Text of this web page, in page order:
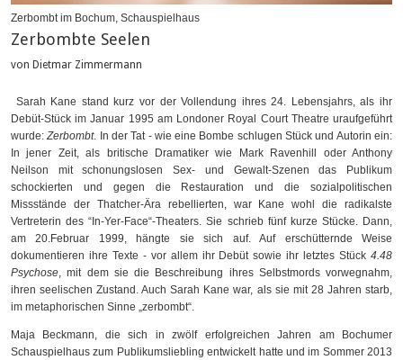
Zerbombt im Bochum, Schauspielhaus
Zerbombte Seelen
von Dietmar Zimmermann
Sarah Kane stand kurz vor der Vollendung ihres 24. Lebensjahrs, als ihr
Debüt-Stück im Januar 1995 am Londoner Royal Court Theatre uraufgeführt
wurde:Zerbombt. In der Tat - wie eine Bombe schlugen Stück und Autorin ein:
In jener Zeit, als britische Dramatiker wie Mark Ravenhill oder Anthony
Neilson mit schonungslosen Sex- und Gewalt-Szenen das Publikum
schockierten und gegen die Restauration und die sozialpolitischen
Missstände der Thatcher-Ära rebellierten, war Kane wohl die radikalste
Vertreterin des “In-Yer-Face“-Theaters. Sie schrieb fünf kurze Stücke. Dann,
am 20.Februar 1999, hängte sie sich auf. Auf erschütternde Weise
dokumentieren ihre Texte - vor allem ihr Debüt sowie ihr letztes Stück 4.48
Psychose, mit dem sie die Beschreibung ihres Selbstmords vorwegnahm,
ihren seelischen Zustand. Auch Sarah Kane war, als sie mit 28 Jahren starb,
im metaphorischen Sinne „zerbombt“.
Maja Beckmann, die sich in zwölf erfolgreichen Jahren am Bochumer
Schauspielhaus zum Publikumsliebling entwickelt hatte und im Sommer 2013